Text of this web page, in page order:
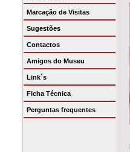
Marcação de Visitas
Sugestões
Contactos
Amigos do Museu
Link´s
Ficha Técnica
Perguntas frequentes